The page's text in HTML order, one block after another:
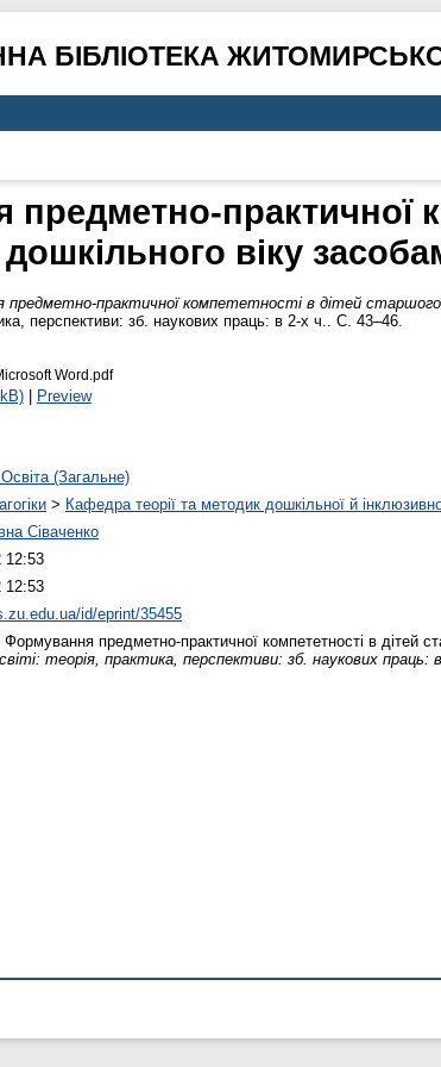
БІБЛІОТЕКА
практичної
дошкільного віку
предметно-практичної компететності в дітей старшого
перспективи: зб. наукових праць: в 2-х ч.. С. 43–46.
Word.pdf
| Preview
(Загальне)
> Кафедра теорії та методик дошкільної й
Сіваченко
12:53
12:53
id/eprint/35455
Формування предметно-практичної компететності в дітей
теорія, практика, перспективи: зб. наукових праць: